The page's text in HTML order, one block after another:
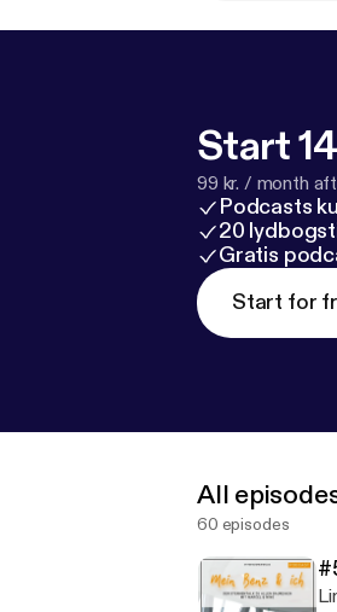
Start
99 kr. / month
Podcasts
20
Gratis
Start for
All
60 episodes